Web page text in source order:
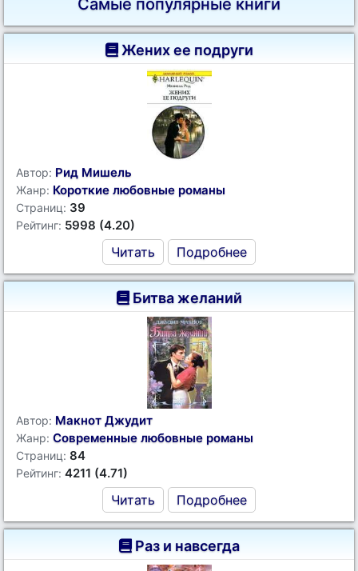
Самые популярные книги
Жених ее подруги
Автор: Рид Мишель
Жанр: Короткие любовные романы
Страниц: 39
Рейтинг: 5998 (4.20)
Читать Подробнее
Битва желаний
Автор: Макнот Джудит
Жанр: Современные любовные романы
Страниц: 84
Рейтинг: 4211 (4.71)
Читать Подробнее
Раз и навсегда